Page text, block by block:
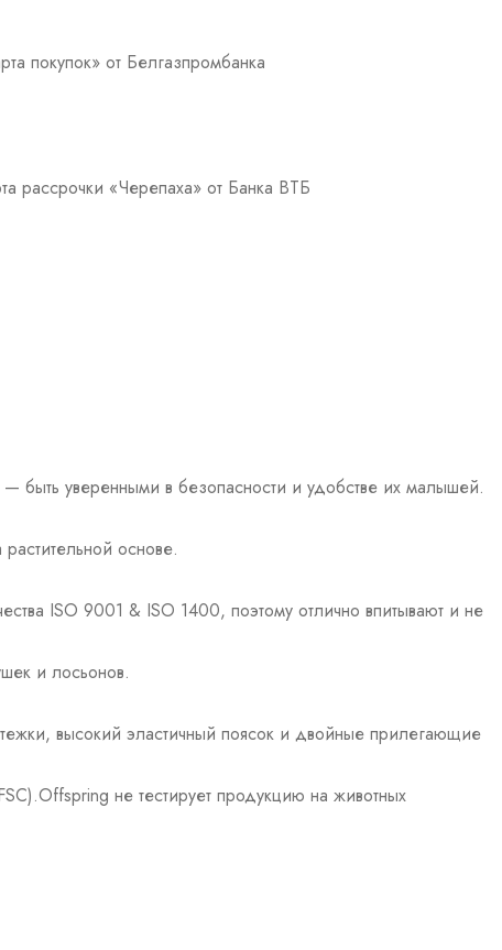
покупок» от Белгазпромбанка
рассрочки «Черепаха» от Банка ВТБ
быть уверенными в безопасности и удобстве их малышей.
основе.
ISO 9001 & ISO 1400, поэтому отлично впитывают и не
и лосьонов.
высокий эластичный поясок и двойные прилегающие
не тестирует продукцию на животных